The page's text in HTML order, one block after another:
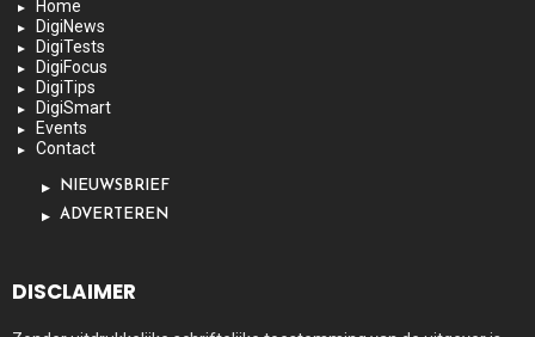
Home
DigiNews
DigiTests
DigiFocus
DigiTips
DigiSmart
Events
Contact
NIEUWSBRIEF
ADVERTEREN
DISCLAIMER